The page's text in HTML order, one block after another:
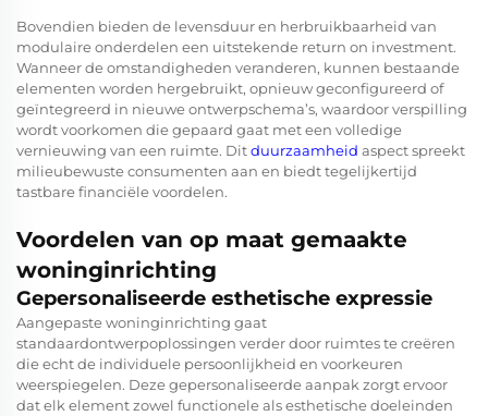
Bovendien bieden de levensduur en herbruikbaarheid van
modulaire onderdelen een uitstekende return on investment.
Wanneer de omstandigheden veranderen, kunnen bestaande
elementen worden hergebruikt, opnieuw geconfigureerd of
geïntegreerd in nieuwe ontwerpschema’s, waardoor verspilling
wordt voorkomen die gepaard gaat met een volledige
vernieuwing van een ruimte. Ditduurzaamheid aspect spreekt
milieubewuste consumenten aan en biedt tegelijkertijd
tastbare financiële voordelen.
Voordelen van op maat gemaakte
woninginrichting
Gepersonaliseerde esthetische expressie
Aangepaste woninginrichting gaat
standaardontwerpoplossingen verder door ruimtes te creëren
die echt de individuele persoonlijkheid en voorkeuren
weerspiegelen. Deze gepersonaliseerde aanpak zorgt ervoor
dat elk element zowel functionele als esthetische doeleinden